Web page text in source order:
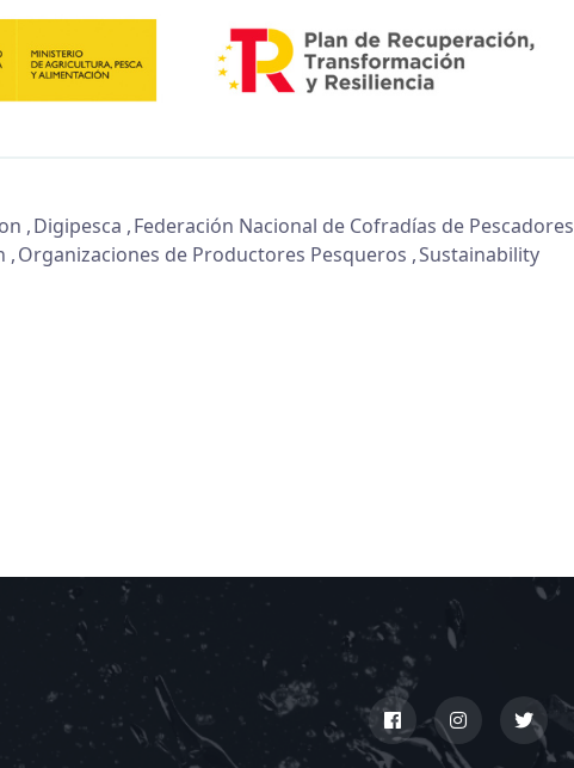
Digipesca Federación Nacional de Cofradías de Pescadores
Organizaciones de Productores Pesqueros Sustainability